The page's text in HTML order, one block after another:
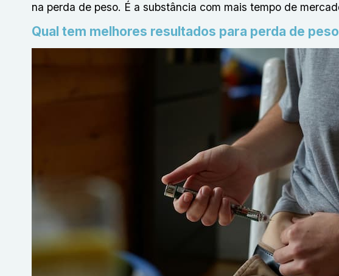
na perda de peso. É a substância com mais tempo de
Qual tem melhores resultados para perda de